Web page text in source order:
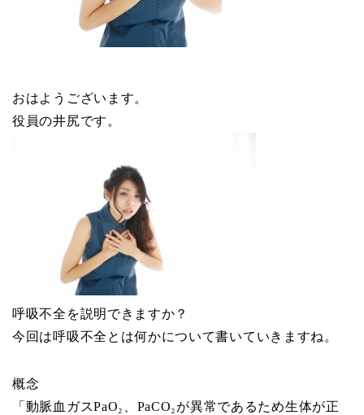
おはようございます。
役員の井尻です。
呼吸不全を説明できますか？
今回は呼吸不全とは何かについて書いていきますね。
概念
「動脈血ガスPaO₂、PaCO₂が異常であるため生体が正